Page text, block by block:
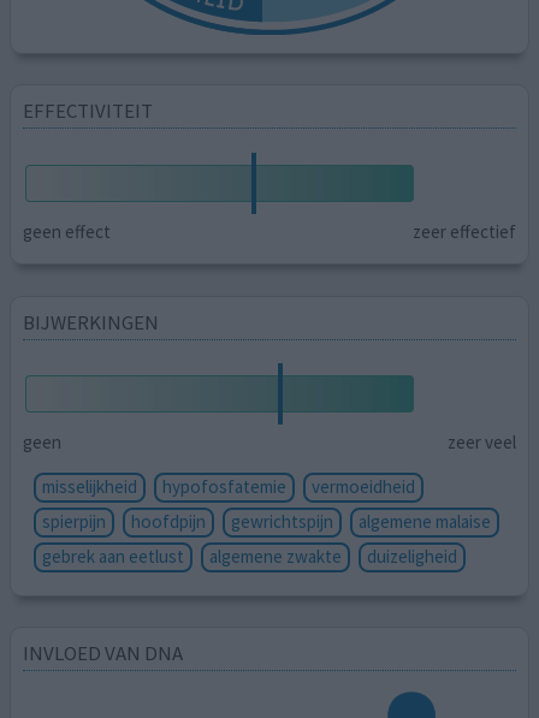
EFFECTIVITEIT
geen effect zeer effectief
BIJWERKINGEN
geen
zeer veel
misselijkheid
hypofosfatemie
vermoeidheid
spierpijn
hoofdpijn gewrichtspijn
algemene malaise
gebrek aan eetlust
algemene zwakte duizeligheid
INVLOED VAN DNA